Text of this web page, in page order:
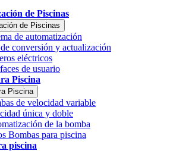
de Piscinas
de Piscinas
de automatización
conversión y actualización
eléctricos
de usuario
Piscina
Piscina
de velocidad variable
única y doble
de la bomba
Bombas para piscina
piscina